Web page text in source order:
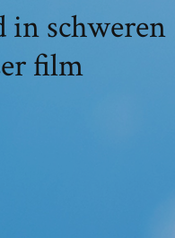
schweren
film